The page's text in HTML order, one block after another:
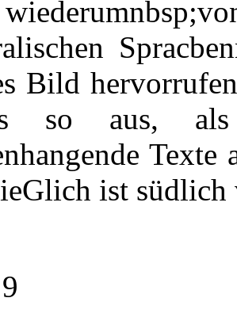
Bild
so aus, als
Texte
ist südlich